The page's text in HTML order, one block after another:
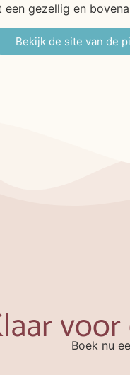
gezellig en
Bekijk de site van de
Boek nu